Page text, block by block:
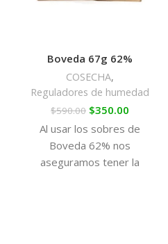
Boveda 67g 62%
COSECHA,
Reguladores de humedad
$590.00 $350.00
Al usar los sobres de
Boveda 62% nos
aseguramos tener la